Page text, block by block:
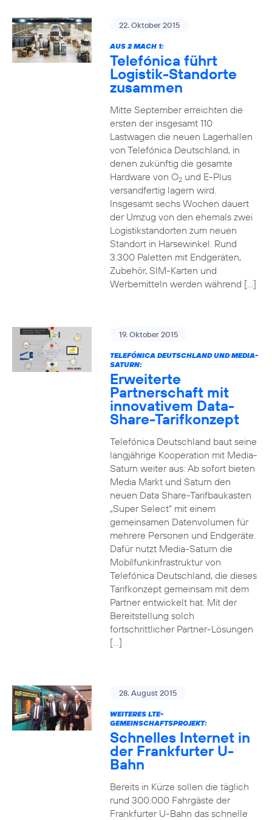
22. Oktober 2015
AUS 2 MACH 1:
Telefónica führt
Logistik-Standorte
zusammen
Mitte September erreichten die
ersten der insgesamt 110
Lastwagen die neuen Lagerhallen
von Telefónica Deutschland, in
denen zukünftig die gesamte
Hardware von O2und E-Plus
versandfertig lagern wird.
Insgesamt sechs Wochen dauert
der Umzug von den ehemals zwei
Logistikstandorten zum neuen
Standort in Harsewinkel. Rund
3.300 Paletten mit Endgeräten,
Zubehör, SIM-Karten und
Werbemitteln werden während […]
19. Oktober 2015
TELEFÓNICA DEUTSCHLAND UND MEDIA-
SATURN:
Erweiterte
Partnerschaft mit
innovativem Data-
Share-Tarifkonzept
Telefónica Deutschland baut seine
langjährige Kooperation mit Media-
Saturn weiter aus: Ab sofort bieten
Media Markt und Saturn den
neuen Data Share-Tarifbaukasten
„Super Select“ mit einem
gemeinsamen Datenvolumen für
mehrere Personen und Endgeräte.
Dafür nutzt Media-Saturn die
Mobilfunkinfrastruktur von
Telefónica Deutschland, die dieses
Tarifkonzept gemeinsam mit dem
Partner entwickelt hat. Mit der
Bereitstellung solch
fortschrittlicher Partner-Lösungen
[…]
28. August 2015
WEITERES LTE-
GEMEINSCHAFTSPROJEKT:
Schnelles Internet in
der Frankfurter U-
Bahn
Bereits in Kürze sollen die täglich
rund 300.000 Fahrgäste der
Frankfurter U-Bahn das schnelle